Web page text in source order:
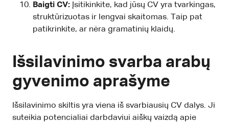
Baigti CV: Įsitikinkite, kad jūsų CV yra tvarkingas,
struktūrizuotas ir lengvai skaitomas. Taip pat
patikrinkite, ar nėra gramatinių klaidų.
Išsilavinimo svarba arabų
gyvenimo aprašyme
Išsilavinimo skiltis yra viena iš svarbiausių CV dalys. Ji
suteikia potencialiai darbdaviui aiškų vaizdą apie